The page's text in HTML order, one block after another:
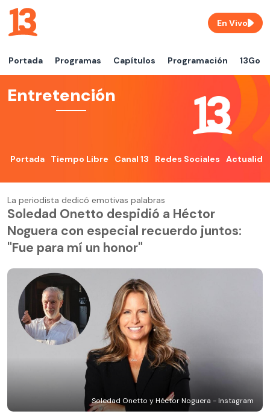
Portada Programas Capítulos Programación 13Go
En Vivo
Entretención
Portada Tiempo Libre Canal 13 Redes Sociales
La periodista dedicó emotivas palabras
Soledad Onetto despidió a Héctor
Noguera con especial recuerdo juntos:
"Fue para mí un honor"
Soledad Onetto y Héctor Noguera - Instagram